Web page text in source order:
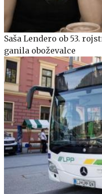
Saša Lendero ob 53.
ganila oboževalce